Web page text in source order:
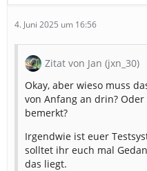
4. Juni 2025 um 16:56
Zitat von Jan (jxn_30)
Okay, aber wieso muss
von Anfang an drin?
bemerkt?
Irgendwie ist euer
solltet ihr euch mal
das liegt.